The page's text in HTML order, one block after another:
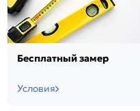
Бесплатный замер
Условия